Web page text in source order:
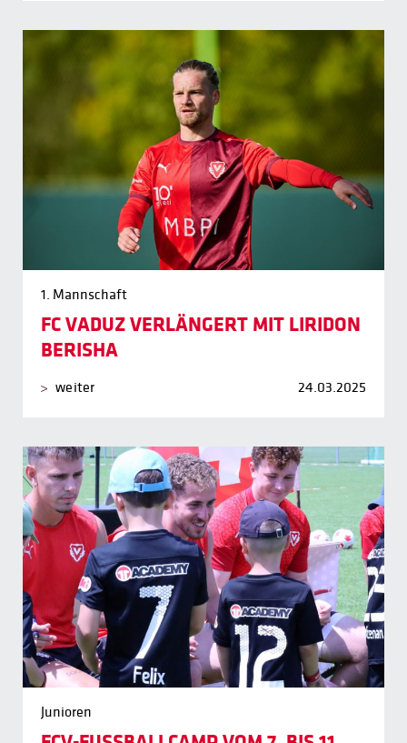
1. Mannschaft
FC VADUZ VERLÄNGERT MIT LIRIDON
BERISHA
weiter 24.03.2025
Junioren